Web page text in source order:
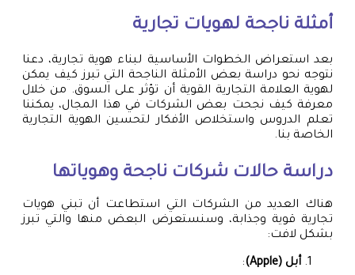
أمثلة ناجحة لهويات تجارية
بعد استعراض الخطوات الأساسية لبناء هوية تجارية، دعنا
نتوجه نحو دراسة بعض الأمثلة الناجحة التي تبرز كيف يمكن
لهوية العلامة التجارية القوية أن تؤثر على السوق. من خلال
معرفة كيف نجحت بعض الشركات في هذا المجال، يمكننا
تعلم الدروس واستخلاص الأفكار لتحسين الهوية التجارية
الخاصة بنا.
دراسة حالات شركات ناجحة وهوياتها
هناك العديد من الشركات التي استطاعت أن تبني هويات
تجارية قوية وجذابة، وسنستعرض البعض منها والتي تبرز
بشكل لافت:
أبل (Apple) :